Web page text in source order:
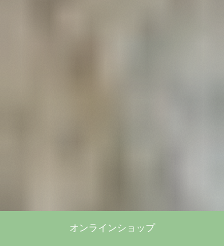
オンラインショップ